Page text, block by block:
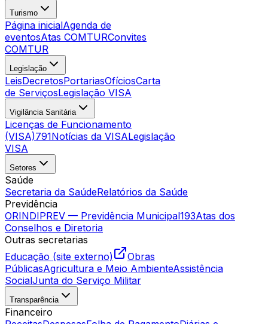
Turismo
Página inicialAgenda de
eventosAtas COMTURConvites
COMTUR
Legislação
LeisDecretosPortariasOfíciosCarta
de ServiçosLegislação VISA
Vigilância Sanitária
Licenças de Funcionamento
(VISA)791Notícias da VISALegislação
VISA
Setores
Saúde
Secretaria da SaúdeRelatórios da Saúde
Previdência
ORINDIPREV — Previdência Municipal193Atas dos
Conselhos e Diretoria
Outras secretarias
Educação (site externo)
Obras
PúblicasAgricultura e Meio AmbienteAssistência
SocialJunta do Serviço Militar
Transparência
Financeiro